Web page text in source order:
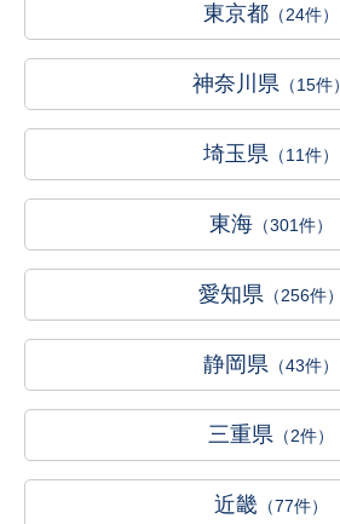
東京都 （24件）
神奈川県 （15件）
埼玉県 （11件）
東海 （301件）
愛知県 （256件）
静岡県 （43件）
三重県 （2件）
近畿 （77件）